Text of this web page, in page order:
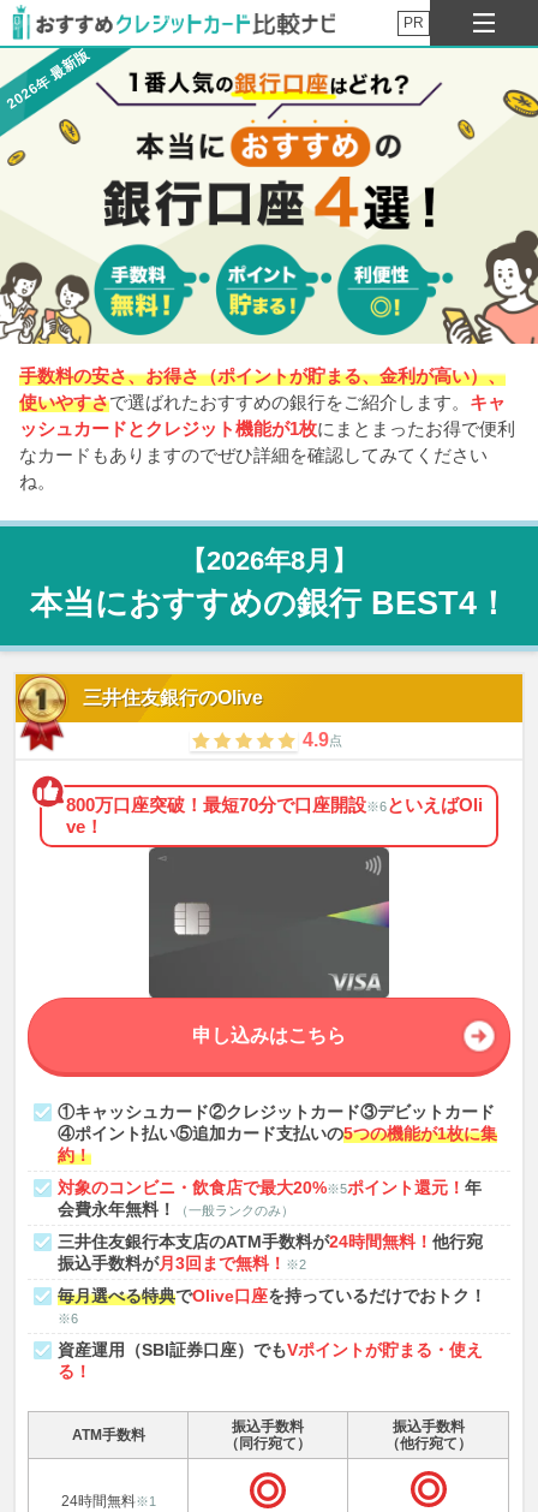
PR
2026年 最新版
手数料の安さ、お得さ（ポイントが貯まる、金利が高い）、
使いやすさで選ばれたおすすめの銀行をご紹介します。 キャ
ッシュカードとクレジット機能が1枚にまとまったお得で便利
なカードもありますのでぜひ詳細を確認してみてください
ね。
【2026年8月】
本当におすすめの銀行 BEST4！
三井住友銀行のOlive
4.9点
800万口座突破！最短70分で口座開設※6といえばOli
ve！
①キャッシュカード②クレジットカード③デビットカード
④ポイント払い⑤追加カード支払いの5つの機能が1枚に集
約！
対象のコンビニ・飲食店で最大20%※5ポイント還元！年
会費永年無料！
（一般ランクのみ）
三井住友銀行本支店のATM手数料が24時間無料！他行宛
振込手数料が月3回まで無料！ ※2
毎月選べる特典でOlive口座を持っているだけでおトク！
※6
資産運用（SBI証券口座）でもVポイントが貯まる・使え
る！
申し込みはこちら
ATM手数料
振込手数料
（同行宛て）
振込手数料
（他行宛て）
24時間無料※1